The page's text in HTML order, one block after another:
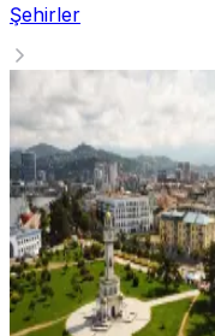
Şehirler